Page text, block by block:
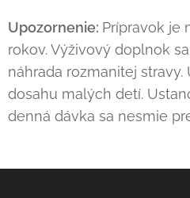
Upozornenie: Prípravok je
rokov. Výživový doplnok
náhrada rozmanitej
dosahu malých detí.
denná dávka sa nesmie